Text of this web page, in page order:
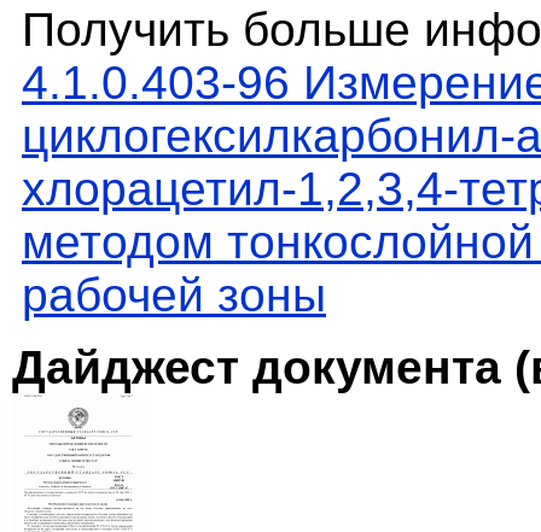
Получить больше
4.1.0.403-96
хлорацетил-1,2,3,4-
методом
рабочей зоны
Дайджест документа